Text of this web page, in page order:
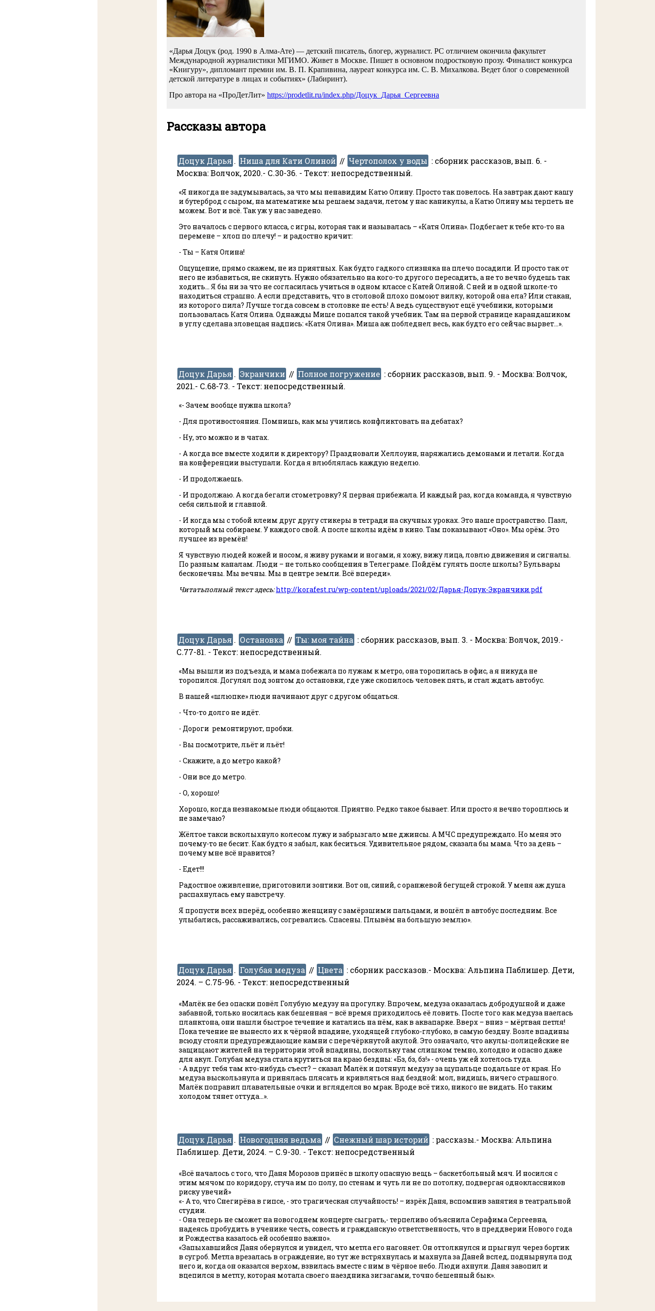
Чертополох у воды: сборник
рассказов. Вып.6- Москва:
Волчок, 2020.- 111 с.- (Рассказы
Волчка). - Текст:
Полное погружение: сборник
рассказов. Вып.9-Москва:
Волчок, 2021.-95 с.-(Рассказы
Волчка). - Текст:
Ты – моя тайна: сборник
«Дарья Доцук (род. 1990 в Алма-Ате) — детский писатель, блогер, журналист. РС отличием окончила факультет
Международной журналистики МГИМО. Живет в Москве. Пишет в основном подростковую прозу. Финалист конкурса
«Книгуру», дипломант премии им. В. П. Крапивина, лауреат конкурса им. С. В. Михалкова. Ведет блог о современной
детской литературе в лицах и событиях» (Лабиринт).
Про автора на «ПроДетЛит» https://prodetlit.ru/index.php/Доцук_Дарья_Сергеевна
Рассказы автора
Доцук Дарья . Ниша для Кати Олиной // Чертополох у воды : сборник рассказов, вып. 6. -
Москва: Волчок, 2020.- С.30-36. - Текст: непосредственный.
«Я никогда не задумывалась, за что мы ненавидим Катю Олину. Просто так повелось. На завтрак дают кашу
и бутерброд с сыром, на математике мы решаем задачи, летом у нас каникулы, а Катю Олину мы терпеть не
можем. Вот и всё. Так уж у нас заведено.
Это началось с первого класса, с игры, которая так и называлась – «Катя Олина». Подбегает к тебе кто-то на
перемене – хлоп по плечу! – и радостно кричит:
- Ты – Катя Олина!
Ощущение, прямо скажем, не из приятных. Как будто гадкого слизняка на плечо посадили. И просто так от
него не избавиться, не скинуть. Нужно обязательно на кого-то другого пересадить, а не то вечно будешь так
ходить… Я бы ни за что не согласилась учиться в одном классе с Катей Олиной. С ней и в одной школе-то
находиться страшно. А если представить, что в столовой плохо помоют вилку, которой она ела? Или стакан,
из которого пила? Лучше тогда совсем в столовке не есть! А ведь существуют ещё учебники, которыми
пользовалась Катя Олина. Однажды Мише попался такой учебник. Там на первой странице карандашиком
в углу сделана зловещая надпись: «Катя Олина». Миша аж побледнел весь, как будто его сейчас вырвет…».
Доцук Дарья . Экранчики // Полное погружение : сборник рассказов, вып. 9. - Москва: Волчок,
2021.- С.68-73. - Текст: непосредственный.
«- Зачем вообще нужна школа?
- Для противостояния. Помнишь, как мы учились конфликтовать на дебатах?
- Ну, это можно и в чатах.
- А когда все вместе ходили к директору? Праздновали Хеллоуин, наряжались демонами и летали. Когда
на конференции выступали. Когда я влюблялась каждую неделю.
- И продолжаешь.
- И продолжаю. А когда бегали стометровку? Я первая прибежала. И каждый раз, когда команда, я чувствую
себя сильной и главной.
- И когда мы с тобой клеим друг другу стикеры в тетради на скучных уроках. Это наше пространство. Пазл,
который мы собираем. У каждого свой. А после школы идём в кино. Там показывают «Оно». Мы орём. Это
лучшее из времён!
Я чувствую людей кожей и носом, я живу руками и ногами, я хожу, вижу лица, ловлю движения и сигналы.
По разным каналам. Люди – не только сообщения в Телеграме. Пойдём гулять после школы? Бульвары
бесконечны. Мы вечны. Мы в центре земли. Всё впереди».
Читатьполный текст здесь: http://korafest.ru/wp-content/uploads/2021/02/Дарья-Доцук-Экранчики.pdf
Доцук Дарья . Остановка // Ты: моя тайна : сборник рассказов, вып. 3. - Москва: Волчок, 2019.-
С.77-81. - Текст: непосредственный.
«Мы вышли из подъезда, и мама побежала по лужам к метро, она торопилась в офис, а я никуда не
торопился. Догулял под зонтом до остановки, где уже скопилось человек пять, и стал ждать автобус.
В нашей «шлюпке» люди начинают друг с другом общаться.
- Что-то долго не идёт.
- Дороги ремонтируют, пробки.
- Вы посмотрите, льёт и льёт!
- Скажите, а до метро какой?
- Они все до метро.
- О, хорошо!
Хорошо, когда незнакомые люди общаются. Приятно. Редко такое бывает. Или просто я вечно тороплюсь и
не замечаю?
Жёлтое такси всколыхнуло колесом лужу и забрызгало мне джинсы. А МЧС предупреждало. Но меня это
почему-то не бесит. Как будто я забыл, как беситься. Удивительное рядом, сказала бы мама. Что за день –
почему мне всё нравится?
- Едет!!!
Радостное оживление, приготовили зонтики. Вот он, синий, с оранжевой бегущей строкой. У меня аж душа
распахнулась ему навстречу.
Я пропусти всех вперёд, особенно женщину с замёрзшими пальцами, и вошёл в автобус последним. Все
улыбались, рассаживались, согревались. Спасены. Плывём на большую землю».
Доцук Дарья . Голубая медуза // Цвета : сборник рассказов.- Москва: Альпина Паблишер. Дети,
2024. – С.75-96. - Текст: непосредственный
«Малёк не без опаски повёл Голубую медузу на прогулку. Впрочем, медуза оказалась добродушной и даже
забавной, только носилась как бешенная – всё время приходилось её ловить. После того как медуза наелась
планктона, они нашли быстрое течение и катались на нём, как в аквапарке. Вверх – вниз – мёртвая петля!
Пока течение не вынесло их к чёрной впадине, уходящей глубоко-глубоко, в самую бездну. Возле впадины
всюду стояли предупреждающие камни с перечёркнутой акулой. Это означало, что акулы-полицейские не
защищают жителей на территории этой впадины, поскольку там слишком темно, холодно и опасно даже
для акул. Голубая медуза стала крутиться на краю бездны: «Бз, бз, бз!» - очень уж ей хотелось туда.
- А вдруг тебя там кто-нибудь съест? – сказал Малёк и потянул медузу за щупальце подальше от края. Но
медуза выскользнула и принялась плясать и кривляться над бездной: мол, видишь, ничего страшного.
Малёк поправил плавательные очки и вгляделся во мрак. Вроде всё тихо, никого не видать. Но таким
холодом тянет оттуда…».
Доцук Дарья . Новогодняя ведьма // Снежный шар историй : рассказы.- Москва: Альпина
Паблишер. Дети, 2024. – С.9-30. - Текст: непосредственный
«Всё началось с того, что Даня Морозов принёс в школу опасную вещь – баскетбольный мяч. И носился с
этим мячом по коридору, стуча им по полу, по стенам и чуть ли не по потолку, подвергая одноклассников
риску увечий»
«- А то, что Снегирёва в гипсе, - это трагическая случайность! – изрёк Даня, вспомнив занятия в театральной
студии.
- Она теперь не сможет на новогоднем концерте сыграть,- терпеливо объяснила Серафима Сергеевна,
надеясь пробудить в ученике честь, совесть и гражданскую ответственность, что в преддверии Нового года
и Рождества казалось ей особенно важно».
«Запыхавшийся Даня обернулся и увидел, что метла его нагоняет. Он оттолкнулся и прыгнул через бортик
в сугроб. Метла врезалась в ограждение, но тут же встряхнулась и махнула за Даней вслед, поднырнула под
него и, когда он оказался верхом, взвилась вместе с ним в чёрное небо. Люди ахнули. Даня завопил и
вцепился в метлу, которая мотала своего наездника зигзагами, точно бешенный бык».